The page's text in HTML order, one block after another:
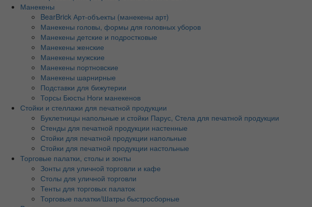
Манекены
BearBrick Арт-объекты (манекены арт)
Манекены головы, формы для головных уборов
Манекены детские и подростковые
Манекены женские
Манекены мужские
Манекены портновские
Манекены шарнирные
Подставки для бижутерии
Торсы Бюсты Ноги манекенов
Стойки и стеллажи для печатной продукции
Буклетницы напольные и стойки Парус, Стела для печатной продукции
Стенды для печатной продукции настенные
Стойки для печатной продукции напольные
Стойки для печатной продукции настольные
Торговые палатки, столы и зонты
Зонты для уличной торговли и кафе
Столы для уличной торговли
Тенты для торговых палаток
Торговые палатки/Шатры быстросборные